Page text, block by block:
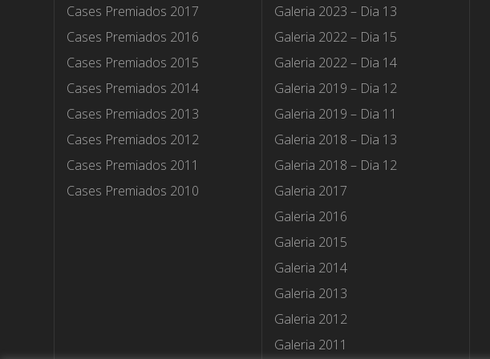
Cases Premiados 2017
Cases Premiados 2016
Cases Premiados 2015
Cases Premiados 2014
Cases Premiados 2013
Cases Premiados 2012
Cases Premiados 2011
Cases Premiados 2010
Galeria 2023 – Dia 13
Galeria 2022 – Dia 15
Galeria 2022 – Dia 14
Galeria 2019 – Dia 12
Galeria 2019 – Dia 11
Galeria 2018 – Dia 13
Galeria 2018 – Dia 12
Galeria 2017
Galeria 2016
Galeria 2015
Galeria 2014
Galeria 2013
Galeria 2012
Galeria 2011